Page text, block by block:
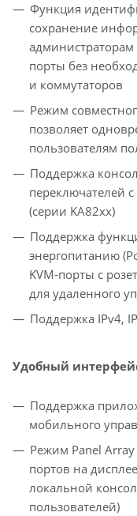
Функция
сохранение
администраторам
порты без
и коммутаторов
Режим
позволяет
пользователям
Поддержка
переключателей
(серии KA82xx)
Поддержка
энергопитанию
KVM-порты с
для удаленного
Поддержка IPv4,
Удобный
Поддержка
мобильного
Режим Panel
портов на
локальной
пользователей)